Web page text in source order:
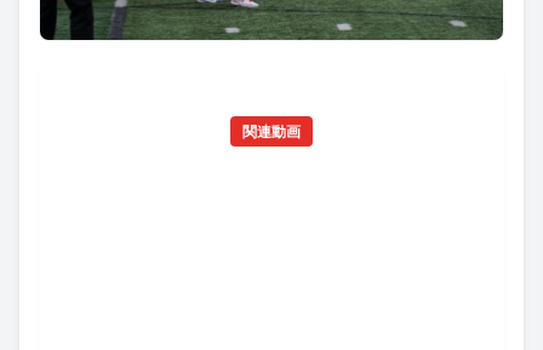
関連動画